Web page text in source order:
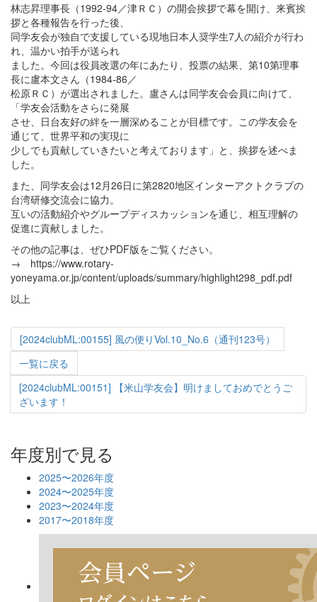
林志昇理事長（1992-94／津ＲＣ）の開会挨拶で幕を開け、来賓挨
拶と各種報告を行った後、
同学友会が独自で支援している現地日本人奨学生7人の紹介が行わ
れ、温かい拍手が送られ
ました。今回は役員改選の年にあたり、投票の結果、第10第理事
長に盧本文さん（1984-86／
松原ＲＣ）が選出されました。盧さんは同学友会会員に向けて、
「学友会活動をさらに発展
させ、日台友好の絆を一層深めることが目標です。この学友会を
通じて、世界平和の実現に
少しでも貢献していきたいと考えております」と、挨拶を述べま
した。
また、同学友会は12月26日に第2820地区インターアクトクラブの
台湾研修交流会に協力。
互いの活動紹介やグループディスカッションを通じ、相互理解の
促進に貢献しました。
その他の記事は、ぜひPDF版をご覧ください。
→ https://www.rotary-
yoneyama.or.jp/content/uploads/summary/highlight298_pdf.pdf
以上
[2024clubML:00155] 風の便りVol.10_No.6（通刊123号）
一覧に戻る
[2024clubML:00151] 【米山学友会】明けましておめでとうご
ざいます！
年度別で見る
2025〜2026年度
2024〜2025年度
2023〜2024年度
2017〜2018年度